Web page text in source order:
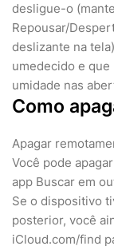
desligue-o
Repousar/
deslizante na
umedecido e
umidade nas
Como
Apagar
Você pode
app Buscar em
Se o dispositivo
posterior, você
iCloud.com/find